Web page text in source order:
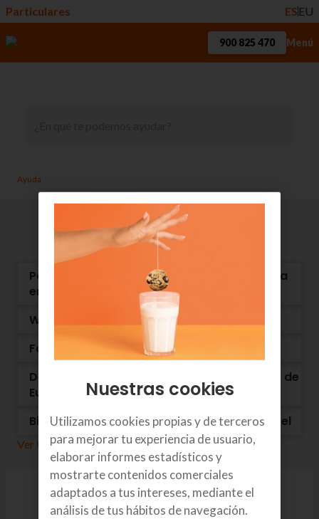
Particulares ES EU
900 825 470 Menú
Ayuda
Big Pyme
Dudas más frecuentes
Portal de autogestión del servicio centralita
en Euskaltel
Webex Big PYME
Factura Big PYME de Euskaltel: información
Desvío de llamadas en el servicio Big Pyme de
Euskaltel
Big Pyme: Manuales de Dispositivos Euskaltel
Ver todos los resultados
Categorías
Nuestras cookies
Utilizamos cookies propias y de terceros
para mejorar tu experiencia de usuario,
elaborar informes estadísticos y
mostrarte contenidos comerciales
adaptados a tus intereses, mediante el
análisis de tus hábitos de navegación.